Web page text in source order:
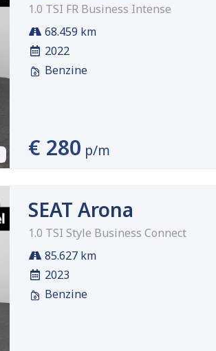
1.0 TSI FR Business Intense
68.459 km
2022
Benzine
€ 280 p/m
SEAT Arona
1.0 TSI Style Business Connect
85.627 km
2023
Benzine